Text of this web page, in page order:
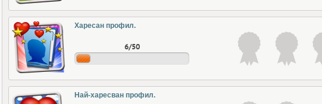
Харесан профил.
6/50
Най-харесван профил.